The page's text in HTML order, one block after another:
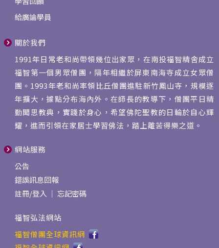
給廣論學員
關於我們
1991年日常老和尚帶領幾位出家眾，在南投福智精舍成立
福智第一個男眾僧團，隔年相繼於屏東南海寺成立女眾僧
團。1993年老和尚率領比丘僧團進駐新竹鳳山寺，規模逐
年擴大，據點分布海內外。在師長的教導下，僧團平日精
勤聞思教典，實踐於身心，希望佛陀聖教的日輪於自心輝
耀，進而引領在家居士學習佛法，踏上離苦得樂之道。
網站服務
公告
錯誤訊息回報
註冊/登入 ｜ 忘記密碼
福智弘法網站
福智僧團全球資訊網